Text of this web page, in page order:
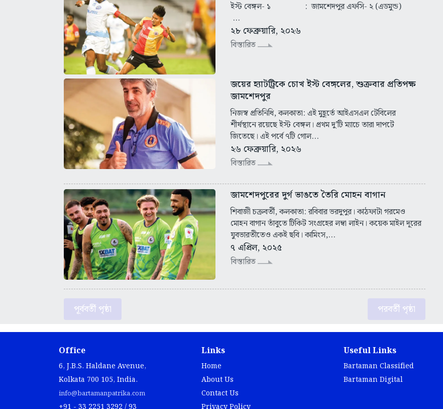
ইস্ট বেঙ্গল- ১ : জামশেদপুর এফসি- ২ (এডমুন্ড)
...
২৮ ফেব্রুয়ারি, ২০২৬
বিস্তারিত
জয়ের হ্যাটট্রিকে চোখ ইস্ট বেঙ্গলের, শুক্রবার প্রতিপক্ষ
জামশেদপুর
নিজস্ব প্রতিনিধি, কলকাতা: এই মুহূর্তে আইএসএল টেবিলের
শীর্ষস্থানে রয়েছে ইস্ট বেঙ্গল। প্রথম দু’টি ম্যাচে তারা দাপটে
জিতেছে। এই পর্বে ৭টি গোল...
২৬ ফেব্রুয়ারি, ২০২৬
বিস্তারিত
জামশেদপুরের দুর্গ ভাঙতে তৈরি মোহন বাগান
শিবাজী চক্রবর্তী, কলকাতা: রবিবার ভরদুপুর। কাঠফাটা গরমেও
মোহন বাগান তাঁবুতে টিকিট সংগ্রহের লম্বা লাইন। কয়েক মাইল দূরের
যুবভারতীতেও একই ছবি। কামিংস,...
৭ এপ্রিল, ২০২৫
বিস্তারিত
পূর্ববর্তী পৃষ্ঠা পরবর্তী পৃষ্ঠা
Office
6, J.B.S. Haldane Avenue,
Kolkata 700 105, India.
info@bartamanpatrika.com
Links
Home
About Us
Contact Us
Useful Links
Bartaman Classified
Bartaman Digital